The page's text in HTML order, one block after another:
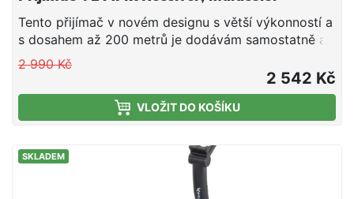
Tento přijímač v novém designu s větší výkonností a
s dosahem až 200 metrů je dodávám samostatně a
pracuje pouze s hlásičem a příslušenstvím ATT.
2 990 Kč
2 542 Kč
VLOŽIT DO KOŠÍKU
SKLADEM